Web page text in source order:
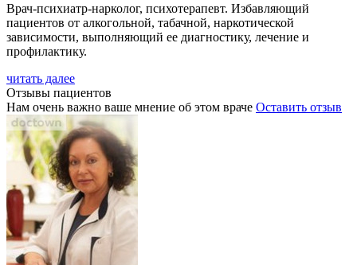
Врач-психиатр-нарколог, психотерапевт. Избавляющий
пациентов от алкогольной, табачной, наркотической
зависимости, выполняющий ее диагностику, лечение и
профилактику.
читать далее
Отзывы пациентов
Нам очень важно ваше мнение об этом враче Оставить отзыв